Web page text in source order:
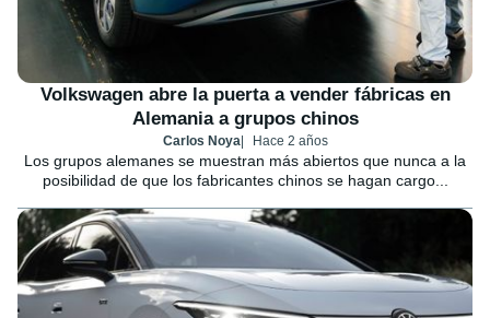
Volkswagen abre la puerta a vender fábricas en
Alemania a grupos chinos
Carlos Noya Hace 2 años
Los grupos alemanes se muestran más abiertos que nunca a la
posibilidad de que los fabricantes chinos se hagan cargo...